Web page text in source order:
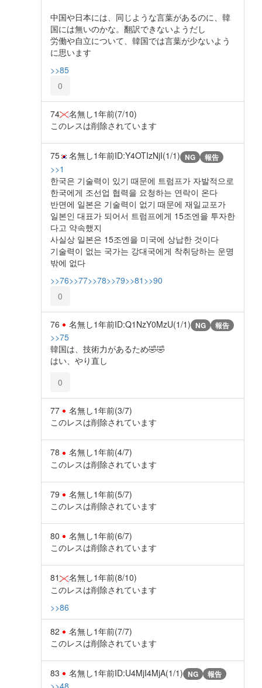
中国や日本には、同じような言葉があるのに、韓
国には無いのかな。翻訳できないようだし
労働や自立について、韓国では言葉が少ないよう
に思います
>>85
0
74 名無し1年前(7/10)
このレスは削除されています
75 名無し1年前ID:Y4OTIzNjI(1/1) NG 報告
>>1
한국은 기술력이 있기 때문에 트럼프가 자발적으로
한국에게 조선업 협력을 요청하는 연락이 온다
반면에 일본은 기술력이 없기 때문에 재일교포가
일본인 대표가 되어서 트럼프에게 15조엔을 투자한
다고 약속했지
사실상 일본은 15조엔을 미국에 상납한 것이다
기술력이 없는 국가는 강대국에게 착취당하는 운명
밖에 없다
>>76>>77>>78>>79>>81 >>90
0
76 名無し1年前ID:Q1NzY0MzU(1/1) NG 報告
>>75
韓国は、技術力があるため🤣🤣
はい、やり直し
0
77 名無し1年前(3/7)
このレスは削除されています
78 名無し1年前(4/7)
このレスは削除されています
79 名無し1年前(5/7)
このレスは削除されています
80 名無し1年前(6/7)
このレスは削除されています
81 名無し1年前(8/10)
このレスは削除されています
>>86
82 名無し1年前(7/7)
このレスは削除されています
83 名無し1年前ID:U4MjI4MjA(1/1) NG 報告